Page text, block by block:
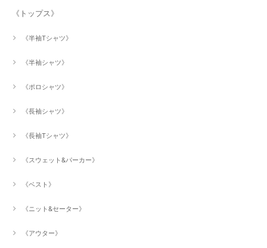
《トップス》
《半袖Tシャツ》
《半袖シャツ》
《ポロシャツ》
《長袖シャツ》
《長袖Tシャツ》
《スウェット&パーカー》
《ベスト》
《ニット&セーター》
《アウター》